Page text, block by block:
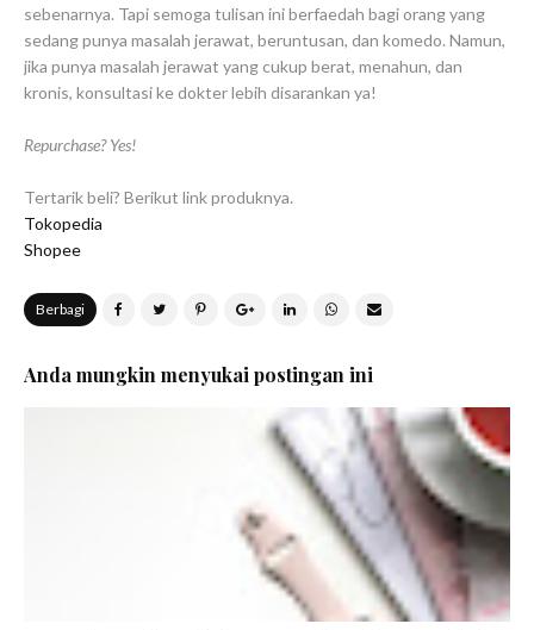
sebenarnya. Tapi semoga tulisan ini berfaedah bagi orang yang
sedang punya masalah jerawat, beruntusan, dan komedo. Namun,
jika punya masalah jerawat yang cukup berat, menahun, dan
kronis, konsultasi ke dokter lebih disarankan ya!
Repurchase? Yes!
Tertarik beli? Berikut link produknya.
Tokopedia
Shopee
Berbagi
Anda mungkin menyukai postingan ini